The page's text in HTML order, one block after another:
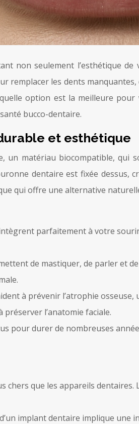
non seulement l’esthétique
remplacer les dents
option est la meilleure
bucco-dentaire.
et esthétique
matériau biocompatible, qui
dentaire est fixée
qui offre une alternative
parfaitement à votre
de mastiquer, de parler et
à prévenir l’atrophie
l’anatomie faciale.
pour durer de nombreuses
que les appareils
implant dentaire implique